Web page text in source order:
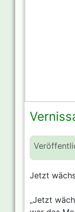
Jetzt
„Jetzt